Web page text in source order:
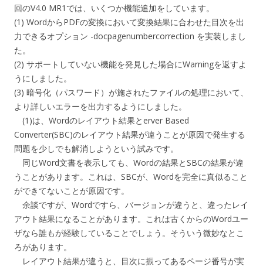
回のV4.0 MR1では、いくつか機能追加をしています。
(1) WordからPDFの変換において変換結果に合わせた目次を出
力できるオプション -docpagenumbercorrection を実装しまし
た。
(2) サポートしていない機能を発見した場合にWarningを返すよ
うにしました。
(3) 暗号化（パスワード）が施されたファイルの処理において、
より詳しいエラーを出力するようにしました。
(1)は、Wordのレイアウト結果とerver Based
Converter(SBC)のレイアウト結果が違うことが原因で発生する
問題を少しでも解消しようという試みです。
同じWord文書を表示しても、Wordの結果とSBCの結果が違
うことがあります。これは、SBCが、Wordを完全に真似ること
ができてないことが原因です。
余談ですが、Wordですら、バージョンが違うと、違ったレイ
アウト結果になることがあります。これは古くからのWordユー
ザなら誰もが経験していることでしょう。そういう微妙なとこ
ろがあります。
レイアウト結果が違うと、目次に振ってあるページ番号が実